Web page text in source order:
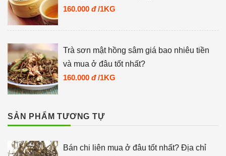
160.000 đ /1KG
Trà sơn mật hồng sâm giá bao nhiêu tiền
và mua ở đâu tốt nhất?
160.000 đ /1KG
SẢN PHẨM TƯƠNG TỰ
Bán chi liên mua ở đâu tốt nhất? Địa chỉ